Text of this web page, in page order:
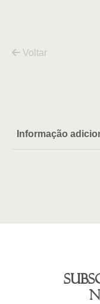
Voltar
Informação